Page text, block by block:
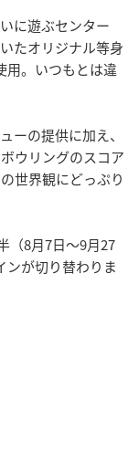
に遊ぶセンター
たオリジナル等身
用。いつもとは違
ーの提供に加え、
ウリングのスコア
世界観にどっぷり
（8月7日〜9月27
ンが切り替わりま